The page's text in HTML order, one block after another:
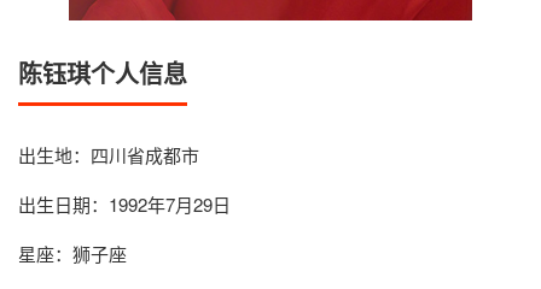
陈钰琪个人信息
出生地：四川省成都市
出生日期：1992年7月29日
星座：狮子座